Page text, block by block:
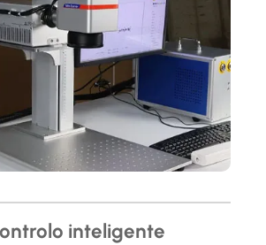
inteligente